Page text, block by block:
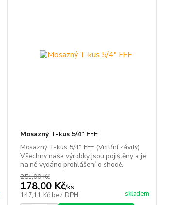
Mosazný T-kus 5/4" FFF
Mosazný T-kus 5/4" FFF (Vnitřní závity)
Všechny naše výrobky jsou pojištěny a je
na ně vydáno prohlášení o shodě.
251,00 Kč
178,00 Kč/ks
147,11 Kč bez DPH skladem